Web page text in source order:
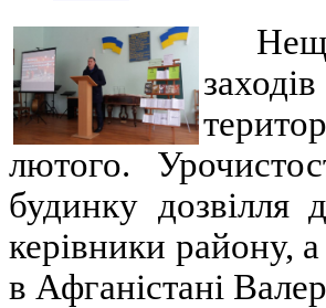
лютого.
будинку дозвілля
керівники району,
в Афганістані